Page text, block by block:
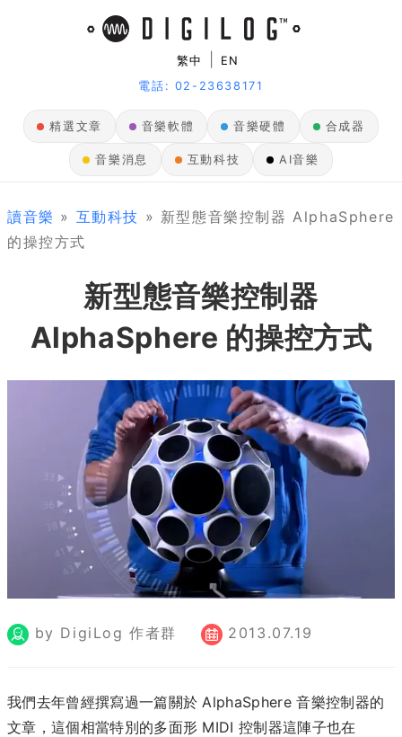
繁中
EN
電話: 02-23638171
精選文章 音樂軟體 音樂硬體 合成器
音樂消息 互動科技 AI音樂
讀音樂 » 互動科技 » 新型態音樂控制器 AlphaSphere
的操控方式
新型態音樂控制器
AlphaSphere 的操控方式
by DigiLog 作者群 2013.07.19
我們去年曾經撰寫過一篇關於 AlphaSphere 音樂控制器的
文章，這個相當特別的多面形 MIDI 控制器這陣子也在